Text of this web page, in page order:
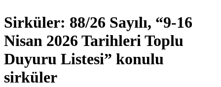
Sirküler: 88/26 Sayılı, “9-16
Nisan 2026 Tarihleri Toplu
Duyuru Listesi” konulu
sirküler